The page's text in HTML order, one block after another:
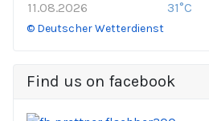
11.08.2026
31°C
© Deutscher Wetterdienst
Find us on facebook